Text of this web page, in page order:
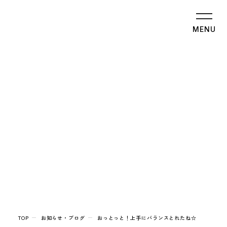
MENU
TOP お知らせ・ブログ おっとっと！上手にバランスとれたね☆